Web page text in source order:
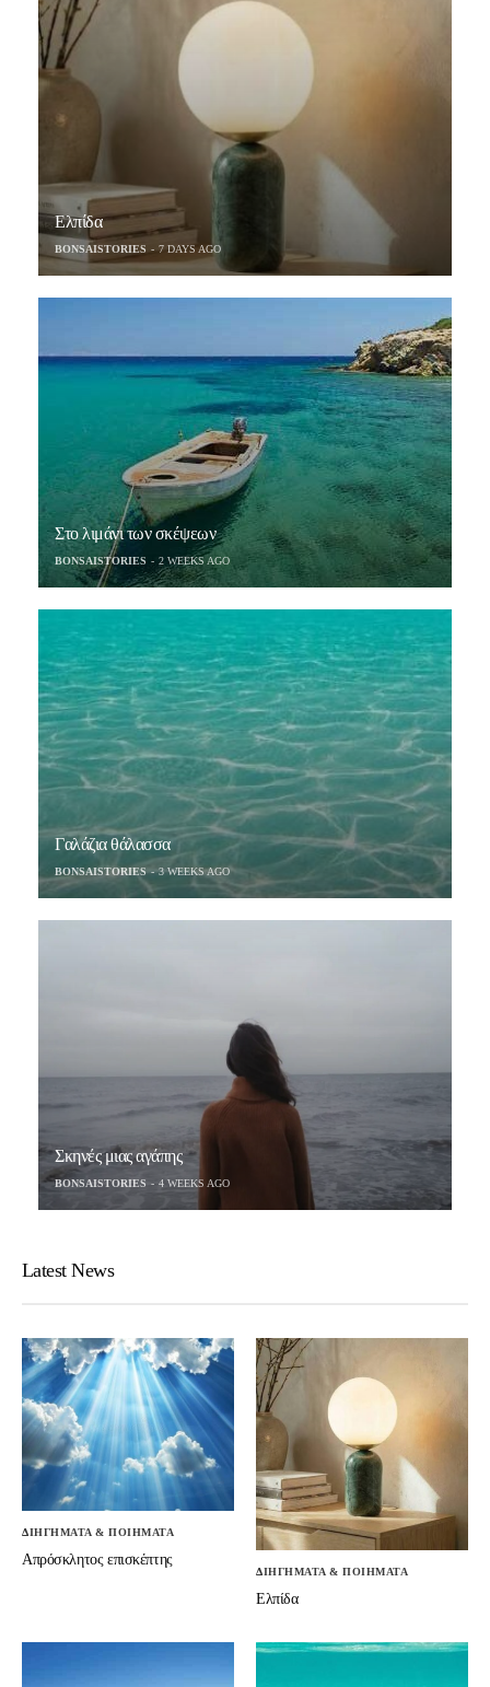
Ελπίδα
BONSAISTORIES 7 DAYS AGO
Στο λιμάνι των σκέψεων
BONSAISTORIES 2 WEEKS AGO
Γαλάζια θάλασσα
BONSAISTORIES 3 WEEKS AGO
Σκηνές μιας αγάπης
BONSAISTORIES 4 WEEKS AGO
Latest News
ΔΙΗΓΗΜΑΤΑ & ΠΟΙΗΜΑΤΑ
Απρόσκλητος επισκέπτης
ΔΙΗΓΗΜΑΤΑ & ΠΟΙΗΜΑΤΑ
Ελπίδα